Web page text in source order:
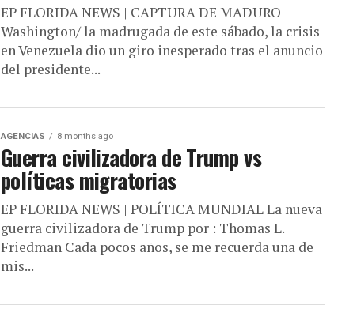
EP FLORIDA NEWS | CAPTURA DE MADURO
Washington/ la madrugada de este sábado, la crisis
en Venezuela dio un giro inesperado tras el anuncio
del presidente...
AGENCIAS 8 months ago
Guerra civilizadora de Trump vs
políticas migratorias
EP FLORIDA NEWS | POLÍTICA MUNDIAL La nueva
guerra civilizadora de Trump por : Thomas L.
Friedman Cada pocos años, se me recuerda una de
mis...